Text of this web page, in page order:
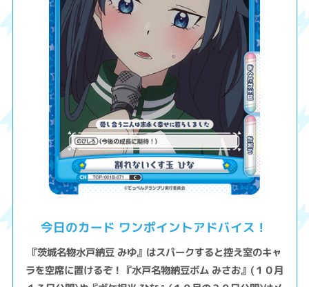
今日のカード ワンポイントアドバイス！
『茨城名物水戸納豆 みゆ』はスパークすると控え室のキャ
ラを空席に置けるぞ！『水戸名物納豆ボム みさお』(１０月